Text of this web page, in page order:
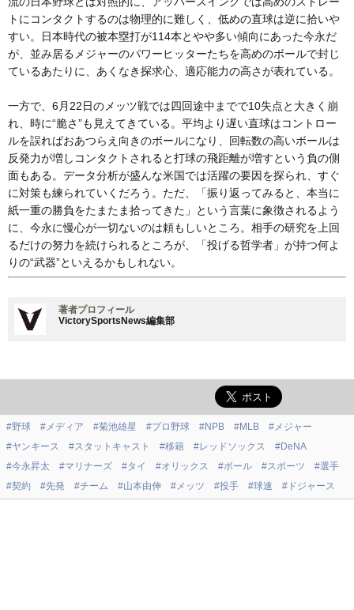
トにコンタクトするのは物理的に難しく、低めの直球は逆に拾いや
すい。日本時代の被本塁打が114本とやや多い傾向にあった今永だ
が、並み居るメジャーのパワーヒッターたちを高めのボールで封じ
ているあたりに、あくなき探求心、適応能力の高さが表れている。
一方で、6月22日のメッツ戦では四回途中までで10失点と大きく崩
れ、時に“脆さ”も見えてきている。平均より遅い直球はコントロー
ルを誤ればおあつらえ向きのボールになり、回転数の高いボールは
反発力が増しコンタクトされると打球の飛距離が増すという負の側
面もある。データ分析が盛んな米国では活躍の要因を探られ、すぐ
に対策も練られていくだろう。ただ、「振り返ってみると、本当に
紙一重の勝負をたまたま拾ってきた」という言葉に象徴されるよう
に、今永に慢心が一切ないのは頼もしいところ。相手の研究を上回
るだけの努力を続けられるところが、「投げる哲学者」が持つ何よ
りの“武器”といえるかもしれない。
著者プロフィール
VictorySportsNews編集部
#野球 #メディア #菊池雄星 #プロ野球 #NPB #MLB
#メジャー
#ヤンキース
#スタットキャスト #移籍 #レッドソックス
#DeNA
#今永昇太
#マリナーズ #タイ #オリックス #ボール #スポーツ
#選手
#契約
#先発 #チーム #山本由伸 #メッツ #投手 #球速 #ドジャース